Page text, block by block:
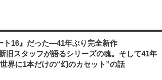
ト16』だった―41年ぶり完全新作
旧スタッフが語るシリーズの魂。そして41年
界に1本だけの“幻のカセット”の話